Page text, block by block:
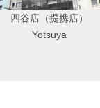
四谷店（提携店）
Yotsuya